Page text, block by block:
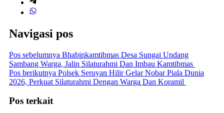
Navigasi pos
Pos sebelumnya Bhabinkamtibmas Desa Sungai Undang
Sambang Warga, Jalin Silaturahmi Dan Imbau Kamtibmas
Pos berikutnya Polsek Seruyan Hilir Gelar Nobar Piala Dunia
2026, Perkuat Silaturahmi Dengan Warga Dan Koramil
Pos terkait